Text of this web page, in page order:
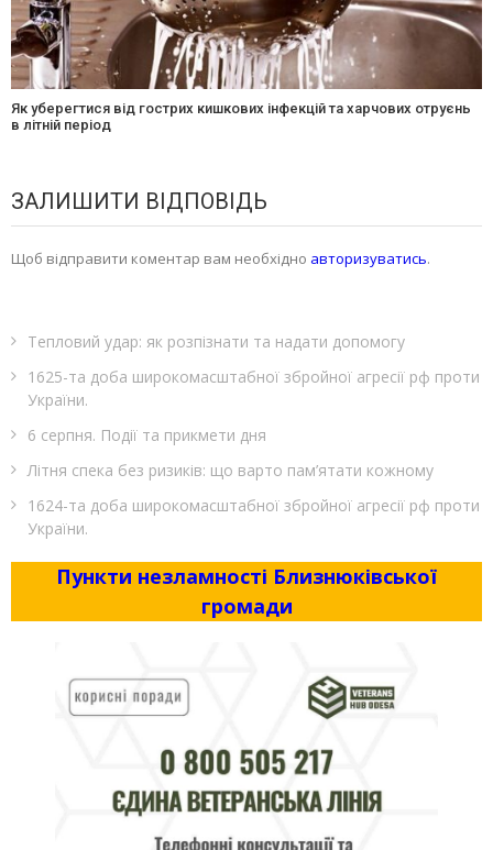
Як уберегтися від гострих кишкових інфекцій та харчових отруєнь
в літній період
ЗАЛИШИТИ ВІДПОВІДЬ
Щоб відправити коментар вам необхідно авторизуватись.
Тепловий удар: як розпізнати та надати допомогу
1625-та доба широкомасштабної збройної агресії рф проти
України.
6 серпня. Події та прикмети дня
Літня спека без ризиків: що варто пам’ятати кожному
1624-та доба широкомасштабної збройної агресії рф проти
України.
Пункти незламності Близнюківської
громади